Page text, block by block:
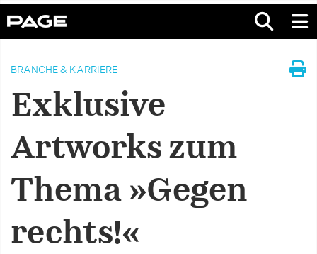
BRANCHE & KARRIERE
Exklusive
Artworks zum
Thema »Gegen
rechts!«